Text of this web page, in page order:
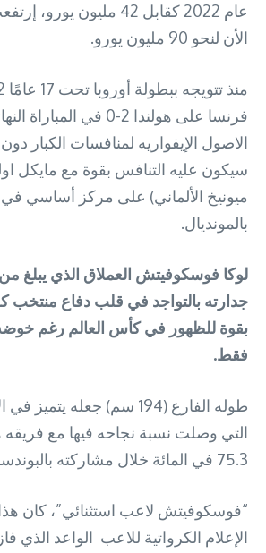
عام 2022 كقابل 42 مليون
الأن لنحو 90 مليون يورو.
فرنسا على هولندا 2-0 في
الاصول الإيفواريه لمنافسات الكبار
سيكون عليه التنافس بقوة مع مايكل
ميونيخ الألماني) على مركز أساسي
بالمونديال.
جدارته بالتواجد في قلب دفاع منتخب
فقط.
طوله الفارع (194 سم) جعله
التي وصلت نسبة نجاحه فيها مع فريقه
75.3 في المائة خلال مشاركته بالبوندسليغا هذا الموسم.
“فوسكوفيتش لاعب استثنائي”، كان
الإعلام الكرواتية للاعب الواعد الذي